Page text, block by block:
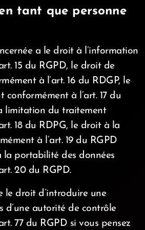
tant que personne
a le droit à l’information
15 du RGPD, le droit de
à l’art. 16 du RDGP, le
conformément à l’art. 17 du
limitation du traitement
18 du RDPG, le droit à la
à l’art. 19 du RGPD
la portabilité des données
20 du RGPD.
le droit d’introduire une
d’une autorité de contrôle
77 du RGPD si vous pensez